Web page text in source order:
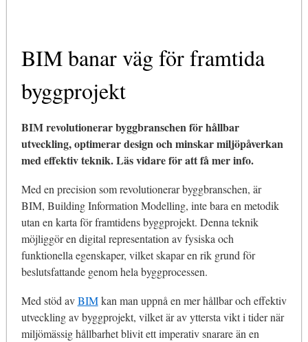
BIM banar väg för framtida
byggprojekt
BIM revolutionerar byggbranschen för hållbar
utveckling, optimerar design och minskar miljöpåverkan
med effektiv teknik. Läs vidare för att få mer info.
Med en precision som revolutionerar byggbranschen, är
BIM, Building Information Modelling, inte bara en metodik
utan en karta för framtidens byggprojekt. Denna teknik
möjliggör en digital representation av fysiska och
funktionella egenskaper, vilket skapar en rik grund för
beslutsfattande genom hela byggprocessen.
Med stöd avBIMkan man uppnå en mer hållbar och effektiv
utveckling av byggprojekt, vilket är av yttersta vikt i tider när
miljömässig hållbarhet blivit ett imperativ snarare än en